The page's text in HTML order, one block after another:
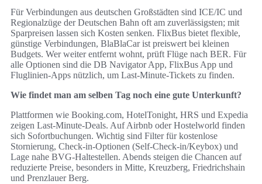
Für Verbindungen aus deutschen Großstädten sind ICE/IC und
Regionalzüge der Deutschen Bahn oft am zuverlässigsten; mit
Sparpreisen lassen sich Kosten senken. FlixBus bietet flexible,
günstige Verbindungen, BlaBlaCar ist preiswert bei kleinen
Budgets. Wer weiter entfernt wohnt, prüft Flüge nach BER. Für
alle Optionen sind die DB Navigator App, FlixBus App und
Fluglinien‑Apps nützlich, um Last‑Minute‑Tickets zu finden.
Wie findet man am selben Tag noch eine gute Unterkunft?
Plattformen wie Booking.com, HotelTonight, HRS und Expedia
zeigen Last‑Minute‑Deals. Auf Airbnb oder Hostelworld finden
sich Sofortbuchungen. Wichtig sind Filter für kostenlose
Stornierung, Check‑in‑Optionen (Self‑Check‑in/Keybox) und
Lage nahe BVG‑Haltestellen. Abends steigen die Chancen auf
reduzierte Preise, besonders in Mitte, Kreuzberg, Friedrichshain
und Prenzlauer Berg.